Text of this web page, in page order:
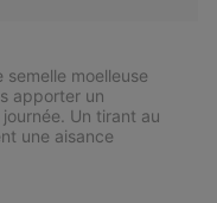
moelleuse
apporter un
Un tirant au
une aisance